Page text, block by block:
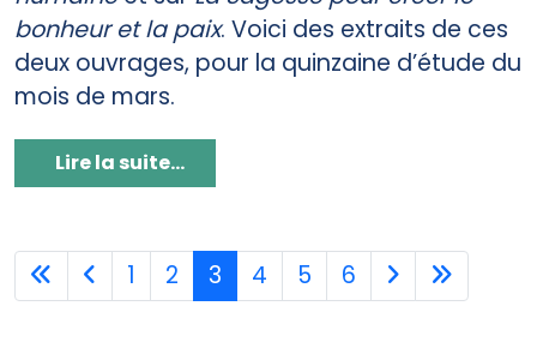
bonheur et la paix. Voici des extraits de ces
deux ouvrages, pour la quinzaine d’étude du
mois de mars.
Lire la suite...
1 2 3 4 5 6